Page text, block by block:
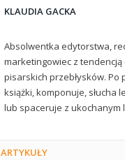
KLAUDIA GACKA
Absolwentka edytorstwa,
marketingowiec z tendencją
pisarskich przebłysków. Po
książki, komponuje, słucha
lub spaceruje z ukochanym
ARTYKUŁY